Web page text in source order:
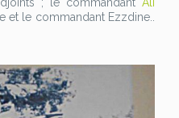
; le commandant Ali
et le commandant Ezzdine..